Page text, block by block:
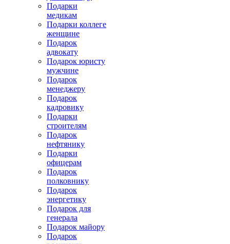
Подарки
медикам
Подарки коллеге
женщине
Подарок
адвокату
Подарок юристу
мужчине
Подарок
менеджеру
Подарок
кадровику
Подарки
строителям
Подарок
нефтянику
Подарки
офицерам
Подарок
полковнику
Подарок
энергетику
Подарок для
генерала
Подарок майору
Подарок